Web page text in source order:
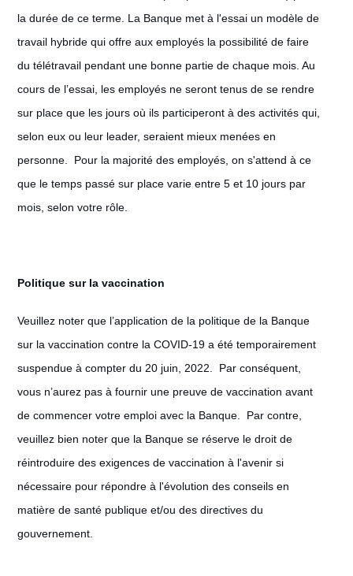
la durée de ce terme. La Banque met à l'essai un modèle de
travail hybride qui offre aux employés la possibilité de faire
du télétravail pendant une bonne partie de chaque mois. Au
cours de l’essai, les employés ne seront tenus de se rendre
sur place que les jours où ils participeront à des activités qui,
selon eux ou leur leader, seraient mieux menées en
personne. Pour la majorité des employés, on s'attend à ce
que le temps passé sur place varie entre 5 et 10 jours par
mois, selon votre rôle.
Politique sur la vaccination
Veuillez noter que l’application de la politique de la Banque
sur la vaccination contre la COVID-19 a été temporairement
suspendue à compter du 20 juin, 2022. Par conséquent,
vous n’aurez pas à fournir une preuve de vaccination avant
de commencer votre emploi avec la Banque. Par contre,
veuillez bien noter que la Banque se réserve le droit de
réintroduire des exigences de vaccination à l'avenir si
nécessaire pour répondre à l'évolution des conseils en
matière de santé publique et/ou des directives du
gouvernement.